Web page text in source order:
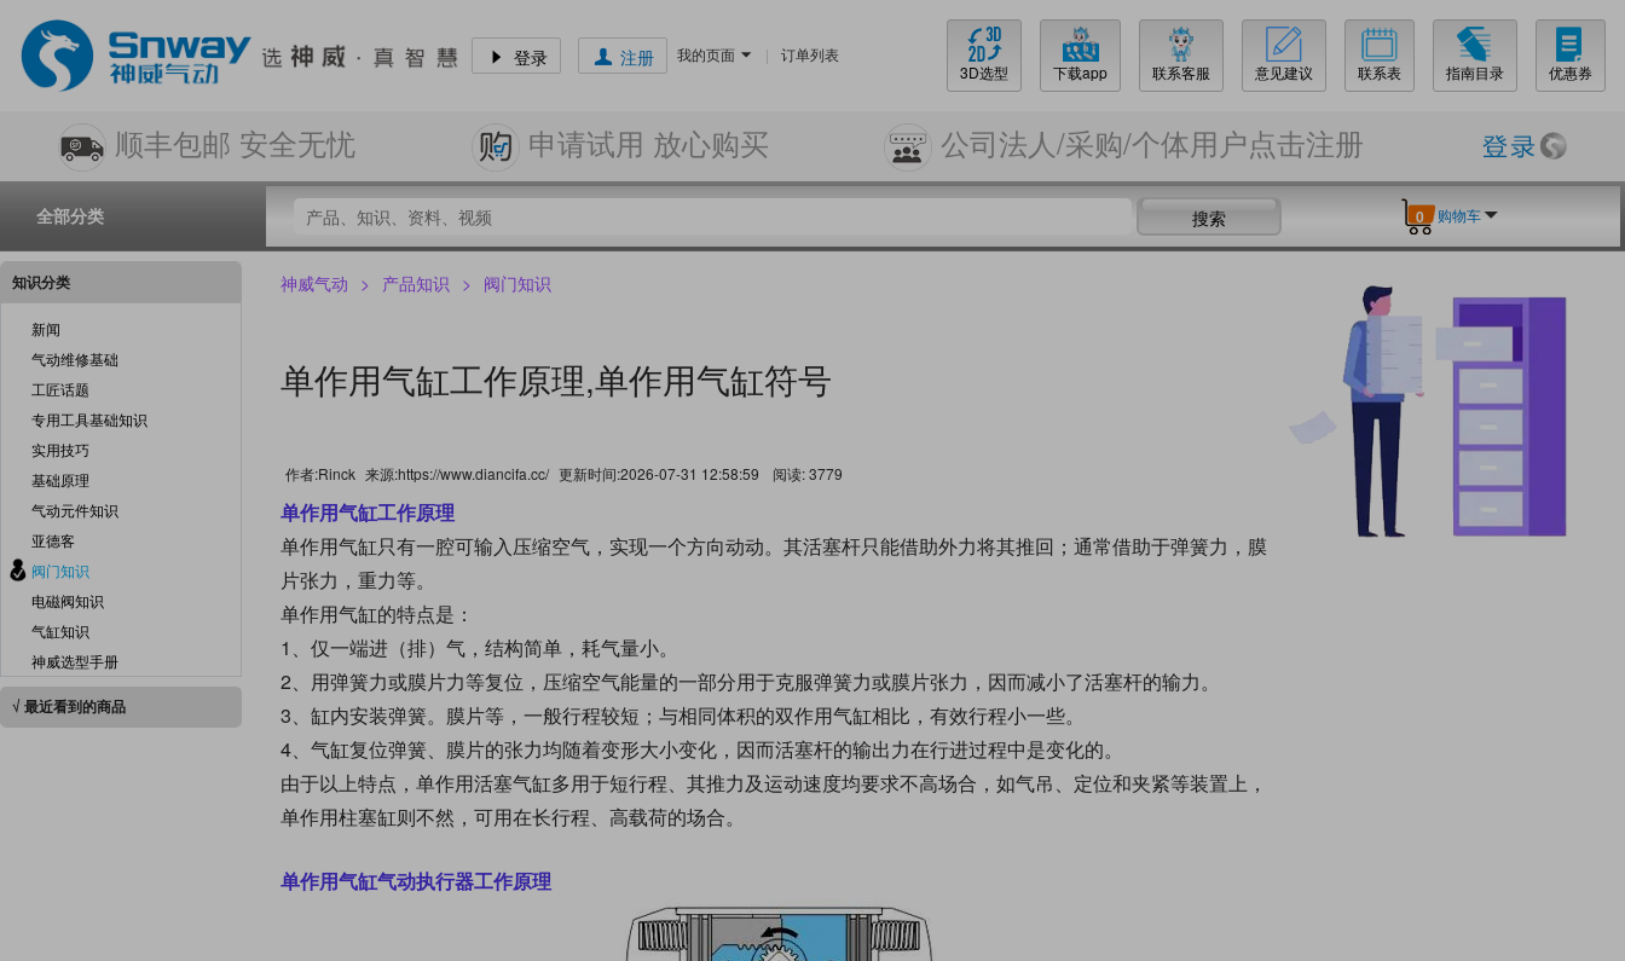
登录 注册 我的页面 |
订单列表
3D选型
下载app 联系客服 意见建议 联系表 指南目录 优惠券
顺丰包邮 安全无忧 申请试用 放心购买 公司法人/采购/个体用户点击注册
全部分类 搜索 0 购物车
知识分类
新闻
气动维修基础
工匠话题
专用工具基础知识
实用技巧
基础原理
气动元件知识
亚德客
阀门知识
电磁阀知识
气缸知识
神威选型手册
√ 最近看到的商品
神威气动 > 产品知识 > 阀门知识
单作用气缸工作原理,单作用气缸符号
作者:Rinck 来源:https://www.diancifa.cc/ 更新时间:2026-07-31 12:58:59 阅读:3779
单作用气缸工作原理
单作用气缸只有一腔可输入压缩空气，实现一个方向动动。其活塞杆只能借助外力将其推回；通常借助于弹簧力，膜
片张力，重力等。
单作用气缸的特点是：
1、仅一端进（排）气，结构简单，耗气量小。
2、用弹簧力或膜片力等复位，压缩空气能量的一部分用于克服弹簧力或膜片张力，因而减小了活塞杆的输力。
3、缸内安装弹簧。膜片等，一般行程较短；与相同体积的双作用气缸相比，有效行程小一些。
4、气缸复位弹簧、膜片的张力均随着变形大小变化，因而活塞杆的输出力在行进过程中是变化的。
由于以上特点，单作用活塞气缸多用于短行程、其推力及运动速度均要求不高场合，如气吊、定位和夹紧等装置上，
单作用柱塞缸则不然，可用在长行程、高载荷的场合。
单作用气缸气动执行器工作原理